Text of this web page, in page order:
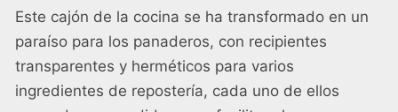
Este cajón de la cocina se ha transformado en un
paraíso para los panaderos, con recipientes
transparentes y herméticos para varios
ingredientes de repostería, cada uno de ellos